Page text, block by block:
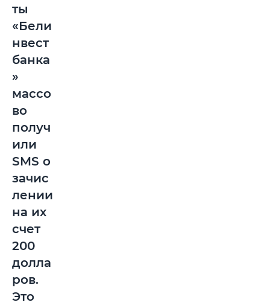
ты
«Бели
нвест
банка
»
массо
во
получ
или
SMS о
зачис
лении
на их
счет
200
долла
ров.
Это